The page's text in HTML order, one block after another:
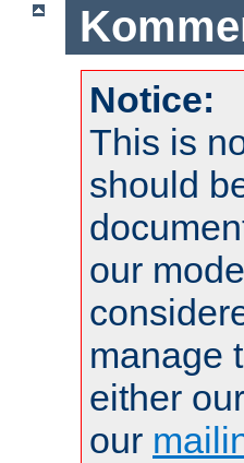
Notice:
This is
should
our
manage
either
our